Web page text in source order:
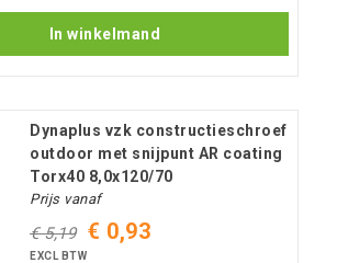
In winkelmand
Dynaplus vzk constructieschroef
outdoor met snijpunt AR coating
Torx40 8,0x120/70
Prijs vanaf
€ 5,19 € 0,93
EXCL BTW